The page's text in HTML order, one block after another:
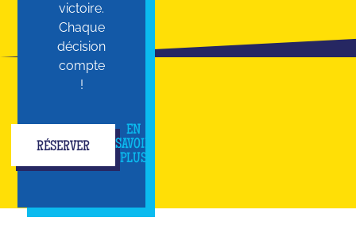
victoire.
Chaque
décision
compte
!
RÉSERVER
EN
SAVOIR
PLUS